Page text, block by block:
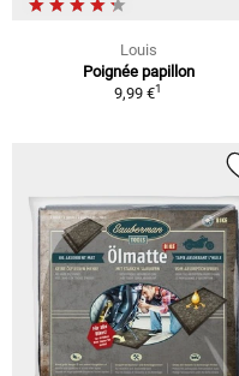
Louis
Poignée papillon
9,99 €1